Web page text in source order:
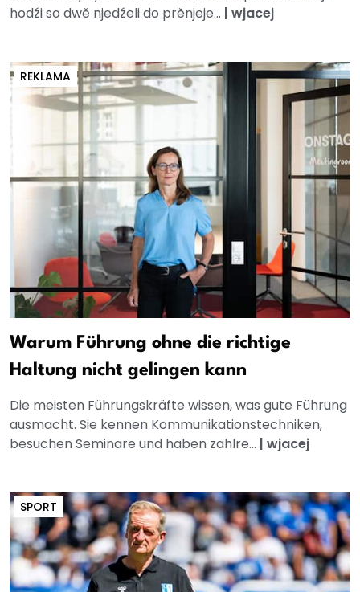
hodźi so dwě njedźeli do prěnjeje... | wjacej
REKLAMA
Warum Führung ohne die richtige
Haltung nicht gelingen kann
Die meisten Führungskräfte wissen, was gute Führung
ausmacht. Sie kennen Kommunikationstechniken,
besuchen Seminare und haben zahlre... | wjacej
SPORT